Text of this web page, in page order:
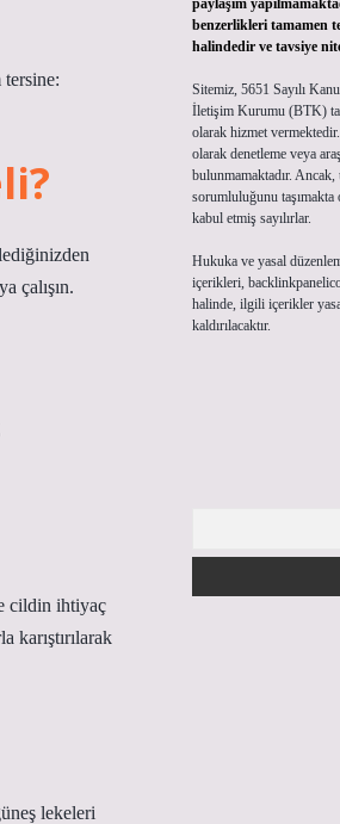
tersine:
çalışın.
cildin ihtiyaç
karıştırılarak
lekeleri
paylaşım
benzerlikleri tamamen
halindedir ve tavsiye
Sitemiz, 5651 Sayılı
İletişim Kurumu (BTK)
olarak hizmet
olarak denetleme veya
bulunmamaktadır.
sorumluluğunu
kabul etmiş sayılırlar.
Hukuka ve yasal
içerikleri,
halinde, ilgili içerikler
kaldırılacaktır.